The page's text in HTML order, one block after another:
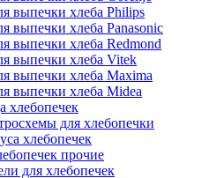
выпечки хлеба Philips
выпечки хлеба Panasonic
выпечки хлеба Redmond
выпечки хлеба Vitek
выпечки хлеба Maxima
выпечки хлеба Midea
для хлебопечки
хлебопечек
прочие
для хлебопечек